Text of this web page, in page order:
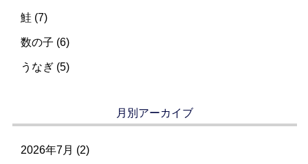
鮭 (7)
数の子 (6)
うなぎ (5)
月別アーカイブ
2026年7月 (2)